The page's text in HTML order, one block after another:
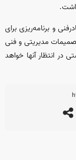
و برنامه‌ریزی برای
مدیریتی و فنی
در انتظار آنها خواهد